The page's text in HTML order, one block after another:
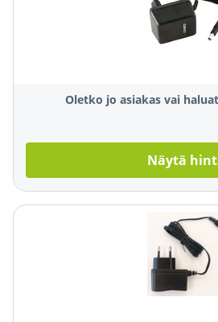
Oletko jo asiakas vai
Näytä